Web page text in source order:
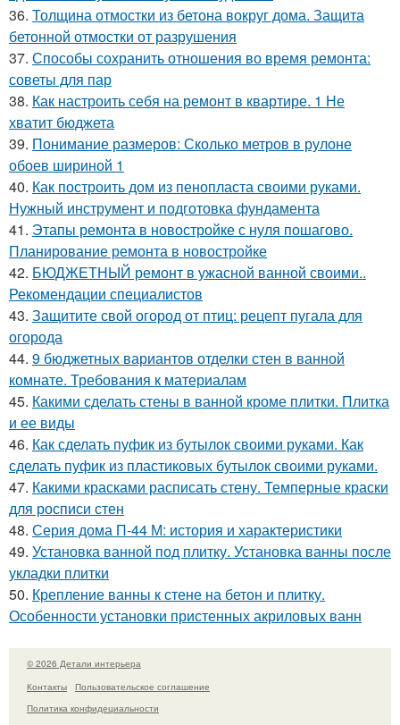
36. Толщина отмостки из бетона вокруг дома. Защита
бетонной отмостки от разрушения
37. Способы сохранить отношения во время ремонта:
советы для пар
38. Как настроить себя на ремонт в квартире. 1 Не
хватит бюджета
39. Понимание размеров: Сколько метров в рулоне
обоев шириной 1
40. Как построить дом из пенопласта своими руками.
Нужный инструмент и подготовка фундамента
41. Этапы ремонта в новостройке с нуля пошагово.
Планирование ремонта в новостройке
42. БЮДЖЕТНЫЙ ремонт в ужасной ванной своими..
Рекомендации специалистов
43. Защитите свой огород от птиц: рецепт пугала для
огорода
44. 9 бюджетных вариантов отделки стен в ванной
комнате. Требования к материалам
45. Какими сделать стены в ванной кроме плитки. Плитка
и ее виды
46. Как сделать пуфик из бутылок своими руками. Как
сделать пуфик из пластиковых бутылок своими руками.
47. Какими красками расписать стену. Темперные краски
для росписи стен
48. Серия дома П-44 М: история и характеристики
49. Установка ванной под плитку. Установка ванны после
укладки плитки
50. Крепление ванны к стене на бетон и плитку.
Особенности установки пристенных акриловых ванн
© 2026 Детали интерьера
Контакты
Пользовательское соглашение
Политика конфидециальности